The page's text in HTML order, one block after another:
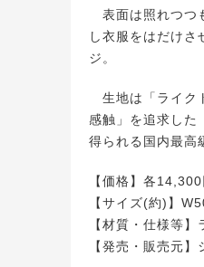
表面は照れつつ
し衣服をはだけ
ジ。
生地は「ライク
感触」を追求した
得られる国内最高
【価格】各
【サイズ(約)】
【材質・仕様等
【発売・販売元